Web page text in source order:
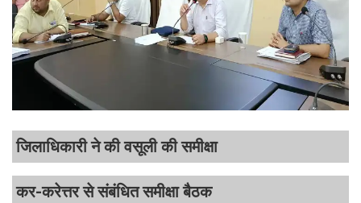
जिलाधिकारी ने की वसूली की समीक्षा
कर-करेत्तर से संबंधित समीक्षा बैठक